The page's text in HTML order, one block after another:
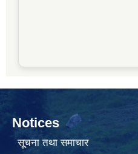
Notices
सूचना तथा समाचार